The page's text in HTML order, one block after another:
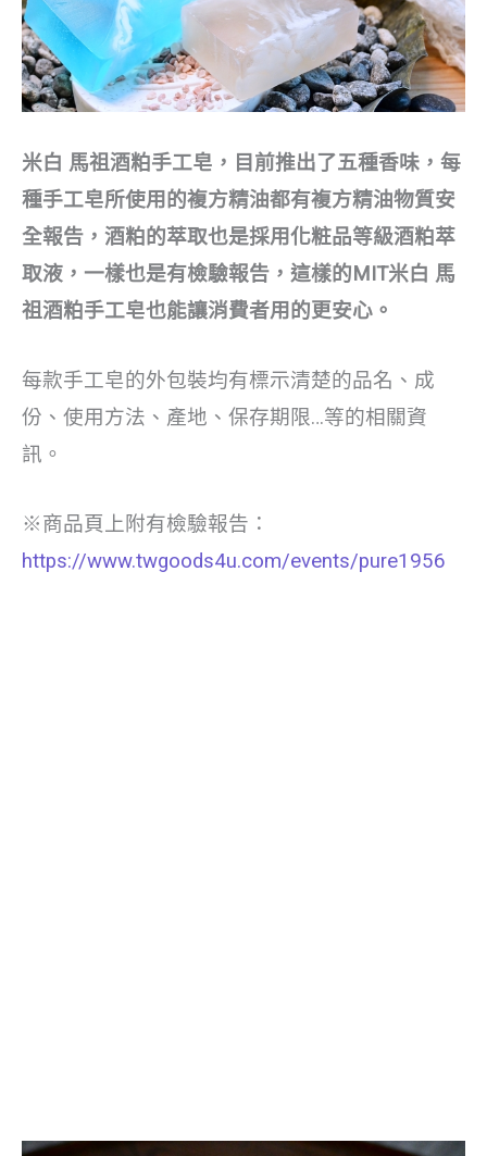
米白 馬祖酒粕手工皂，目前推出了五種香味，每
種手工皂所使用的複方精油都有複方精油物質安
全報告，酒粕的萃取也是採用化粧品等級酒粕萃
取液，一樣也是有檢驗報告，這樣的MIT米白 馬
祖酒粕手工皂也能讓消費者用的更安心。
每款手工皂的外包裝均有標示清楚的品名、成
份、使用方法、產地、保存期限…等的相關資
訊。
※商品頁上附有檢驗報告：
https://www.twgoods4u.com/events/pure1956